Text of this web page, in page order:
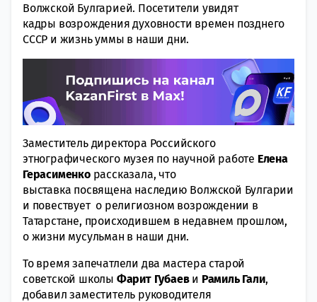
Волжской Булгарией. Посетители увидят
кадры возрождения духовности времен позднего
СССР и жизнь уммы в наши дни.
Заместитель директора Российского
этнографического музея по научной работе Елена
Герасименко рассказала, что
выставка посвящена наследию Волжской Булгарии
и повествует о религиозном возрождении в
Татарстане, происходившем в недавнем прошлом,
о жизни мусульман в наши дни.
То время запечатлели два мастера старой
советской школы Фарит Губаев и Рамиль Гали,
добавил заместитель руководителя